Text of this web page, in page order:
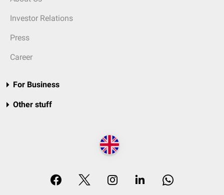
Investor Relations
Press
Career
For Business
Other stuff